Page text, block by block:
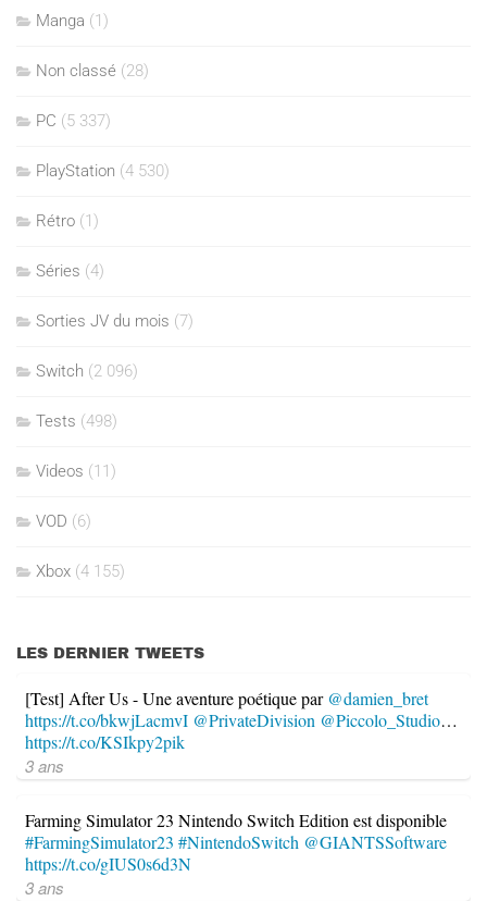
Manga (1)
Non classé (28)
PC (5 337)
PlayStation (4 530)
Rétro (1)
Séries (4)
Sorties JV du mois (7)
Switch (2 096)
Tests (498)
Videos (11)
VOD (6)
Xbox (4 155)
LES DERNIER TWEETS
[Test] After Us - Une aventure poétique par @damien_bret
https://t.co/bkwjLacmvI @PrivateDivision @Piccolo_Studio…
https://t.co/KSIkpy2pik
3 ans
Farming Simulator 23 Nintendo Switch Edition est disponible
#FarmingSimulator23 #NintendoSwitch @GIANTSSoftware
https://t.co/gIUS0s6d3N
3 ans